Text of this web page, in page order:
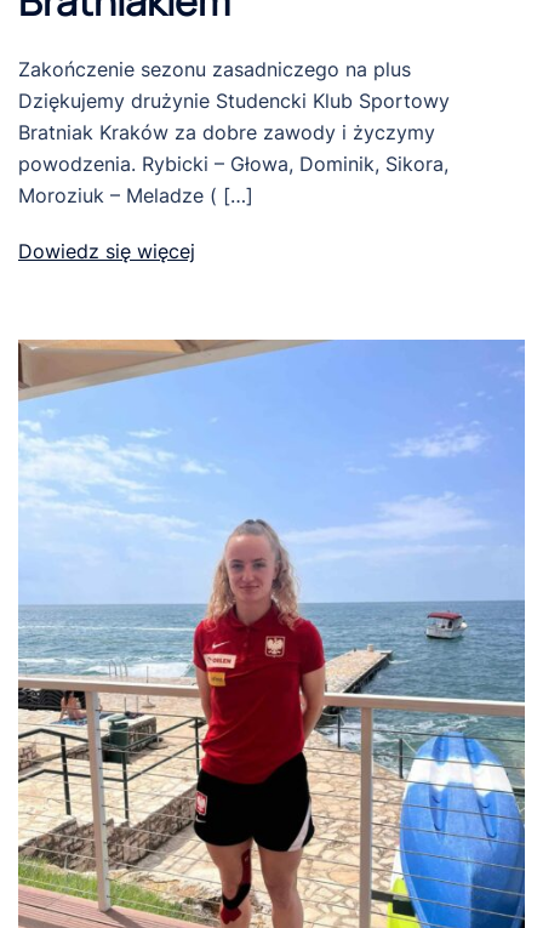
Zakończenie sezonu zasadniczego na plus
Dziękujemy drużynie Studencki Klub Sportowy
Bratniak Kraków za dobre zawody i życzymy
powodzenia. Rybicki – Głowa, Dominik, Sikora,
Moroziuk – Meladze ( […]
Dowiedz się więcej